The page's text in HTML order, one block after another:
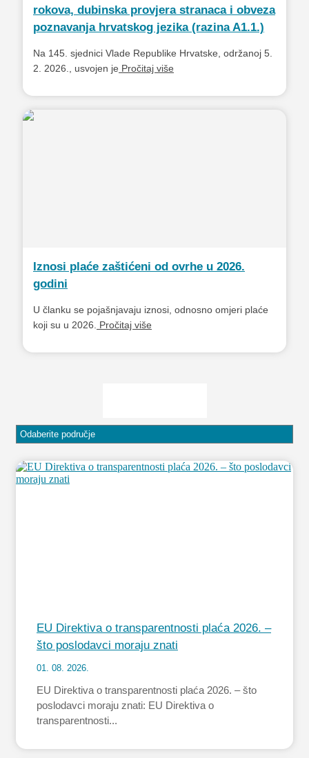
rokova, dubinska provjera stranaca i obveza
poznavanja hrvatskog jezika (razina A1.1.)
Na 145. sjednici Vlade Republike Hrvatske, održanoj 5.
2. 2026., usvojen je Pročitaj više
Iznosi plaće zaštićeni od ovrhe u 2026.
godini
U članku se pojašnjavaju iznosi, odnosno omjeri plaće
koji su u 2026.
Pročitaj više
EU Direktiva o transparentnosti plaća 2026. –
što poslodavci moraju znati
01. 08. 2026.
EU Direktiva o transparentnosti plaća 2026. – što
poslodavci moraju znati: EU Direktiva o
transparentnosti...